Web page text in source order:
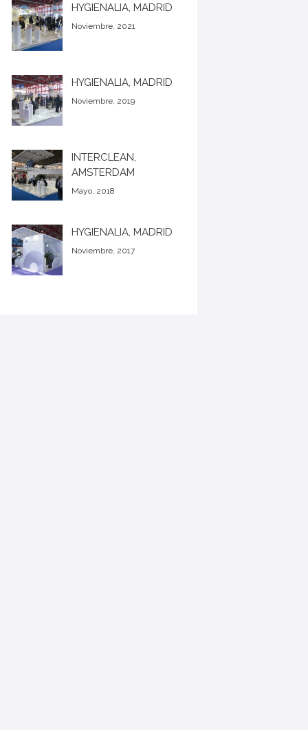
HYGIENALIA, MADRID
Noviembre, 2021
HYGIENALIA, MADRID
Noviembre, 2019
INTERCLEAN,
AMSTERDAM
Mayo, 2018
HYGIENALIA, MADRID
Noviembre, 2017